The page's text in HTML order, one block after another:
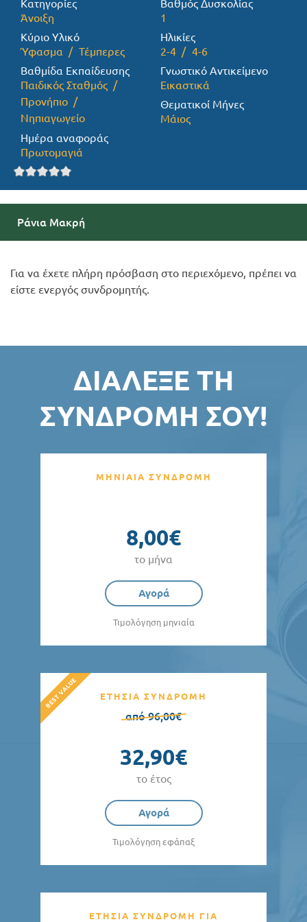
Προσφορές
Κατηγορίες
Άνοιξη
Βαθμός Δυσκολίας
1
Κύριο Υλικό
Ύφασμα
Τέμπερες
Ηλικίες
2-4
4-6
Βαθμίδα Εκπαίδευσης
Παιδικός Σταθμός
Προνήπιο
Νηπιαγωγείο
Γνωστικό Αντικείμενο
Εικαστικά
Θεματικοί Μήνες
Μάιος
Ημέρα αναφοράς
Πρωτομαγιά
Ράνια Μακρή
Για να έχετε πλήρη πρόσβαση στο περιεχόμενο, πρέπει να
είστε ενεργός συνδρομητής.
ΔΙΆΛΕΞΕ ΤΗ
ΣΥΝΔΡΟΜΉ ΣΟΥ!
ΜΗΝΙΑΙΑ ΣΥΝΔΡΟΜΗ
8,00€
το μήνα
Αγορά
Τιμολόγηση μηνιαία
ΕΤΗΣΙΑ ΣΥΝΔΡΟΜΗ
από 96,00€
32,90€
το έτος
Αγορά
Τιμολόγηση εφάπαξ
ΕΤΗΣΙΑ ΣΥΝΔΡΟΜΗ ΓΙΑ